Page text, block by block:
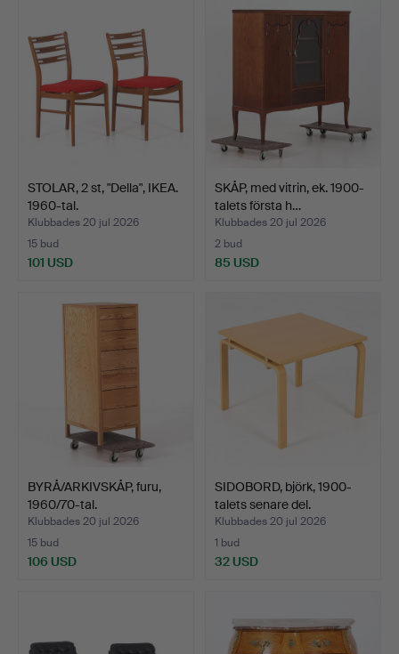
STOLAR, 2 st, "Della", IKEA.
1960-tal.
Klubbades 20 jul 2026
15 bud
101 USD
SKÅP, med vitrin, ek. 1900-
talets första h…
Klubbades 20 jul 2026
2 bud
85 USD
BYRÅ/ARKIVSKÅP, furu,
1960/70-tal.
Klubbades 20 jul 2026
15 bud
106 USD
SIDOBORD, björk, 1900-
talets senare del.
Klubbades 20 jul 2026
1 bud
32 USD